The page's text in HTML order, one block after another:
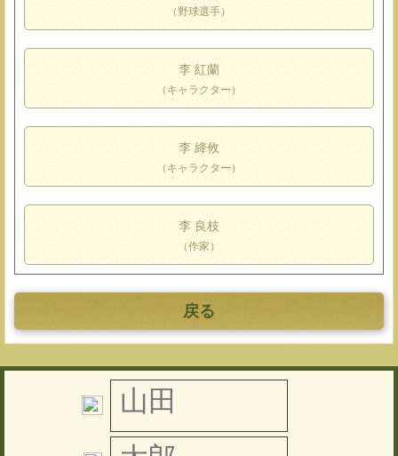
（野球選手）
李 紅蘭
（キャラクター）
李 絳攸
（キャラクター）
李 良枝
（作家）
戻る